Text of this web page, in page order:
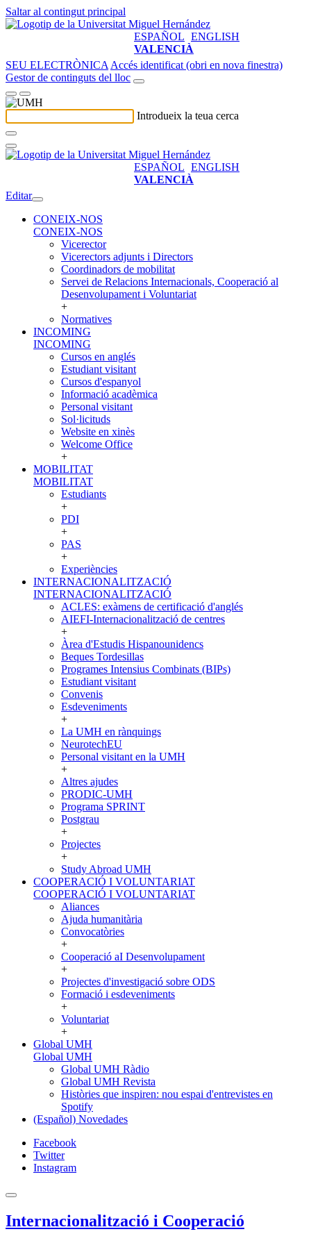
Saltar al contingut principal
ESPAÑOL ENGLISH
VALENCIÀ
SEU ELECTRÒNICA Accés identificat (obri en nova finestra)
Gestor de continguts del lloc
Introdueix la teua cerca
ESPAÑOL ENGLISH
VALENCIÀ
Editar
CONEIX-NOS
CONEIX-NOS
Vicerector
Vicerectors adjunts i Directors
Coordinadors de mobilitat
Servei de Relacions Internacionals, Cooperació al
Desenvolupament i Voluntariat
+
Normatives
INCOMING
INCOMING
Cursos en anglés
Estudiant visitant
Cursos d'espanyol
Informació acadèmica
Personal visitant
Sol·licituds
Website en xinès
Welcome Office
+
MOBILITAT
MOBILITAT
Estudiants
+
PDI
+
PAS
+
Experiències
INTERNACIONALITZACIÓ
INTERNACIONALITZACIÓ
ACLES: exàmens de certificació d'anglés
AIEFI-Internacionalització de centres
+
Àrea d'Estudis Hispanounidencs
Beques Tordesillas
Programes Intensius Combinats (BIPs)
Estudiant visitant
Convenis
Esdeveniments
+
La UMH en rànquings
NeurotechEU
Personal visitant en la UMH
+
Altres ajudes
PRODIC-UMH
Programa SPRINT
Postgrau
+
Projectes
+
Study Abroad UMH
COOPERACIÓ I VOLUNTARIAT
COOPERACIÓ I VOLUNTARIAT
Aliances
Ajuda humanitària
Convocatòries
+
Cooperació aI Desenvolupament
+
Projectes d'investigació sobre ODS
Formació i esdeveniments
+
Voluntariat
+
Global UMH
Global UMH
Global UMH Ràdio
Global UMH Revista
Històries que inspiren: nou espai d'entrevistes en
Spotify
(Español) Novedades
Facebook
Twitter
Instagram
Internacionalització i Cooperació